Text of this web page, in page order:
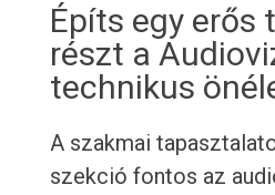
Építs egy erős
részt a
technikus
A szakmai
szekció fontos az